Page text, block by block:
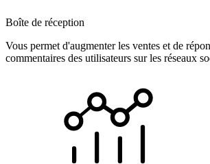
Boîte de réception
Vous permet d'augmenter les ventes et de
commentaires des utilisateurs sur les réseaux